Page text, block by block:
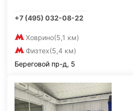
+7 (495) 032-08-22
Ховрино(5,1 км)
Физтех(5,4 км)
Береговой пр-д, 5